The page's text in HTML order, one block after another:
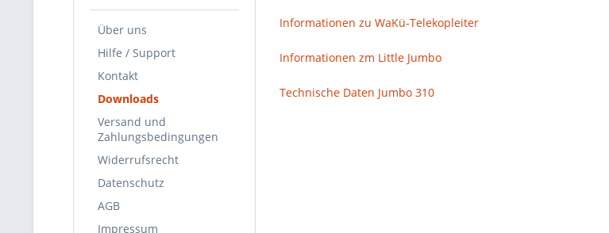
Über uns
Hilfe / Support
Kontakt
Downloads
Versand und
Zahlungsbedingungen
Widerrufsrecht
Datenschutz
AGB
Impressum
Informationen zu WaKü-Telekopleiter
Informationen zm Little Jumbo
Technische Daten Jumbo 310